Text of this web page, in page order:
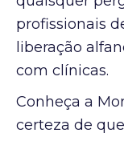
profissionais
liberação
com clínicas.
Conheça a
certeza de